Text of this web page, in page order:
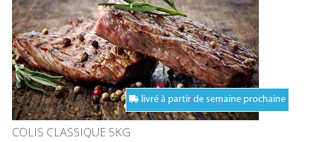
livré à partir de semaine prochaine
COLIS CLASSIQUE 5KG